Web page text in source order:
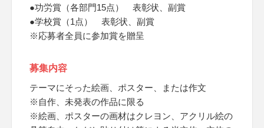
●功労賞（各部門15点） 表彰状、副賞
●学校賞（1点） 表彰状、副賞
※応募者全員に参加賞を贈呈
募集内容
テーマにそった絵画、ポスター、または作文
※自作、未発表の作品に限る
※絵画、ポスターの画材はクレヨン、アクリル絵の